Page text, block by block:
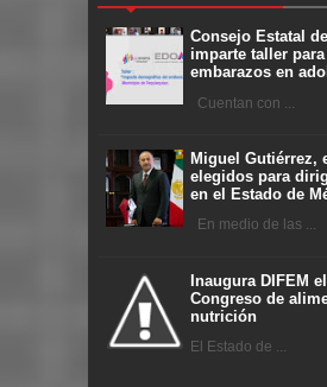
Consejo Estatal
imparte taller
embarazos en
Cuentan con ...
Miguel Gutiérrez,
elegidos para
en el Estado de
En medio de las ...
Inaugura DIFEM
Congreso de
nutrición
El Estado de ...